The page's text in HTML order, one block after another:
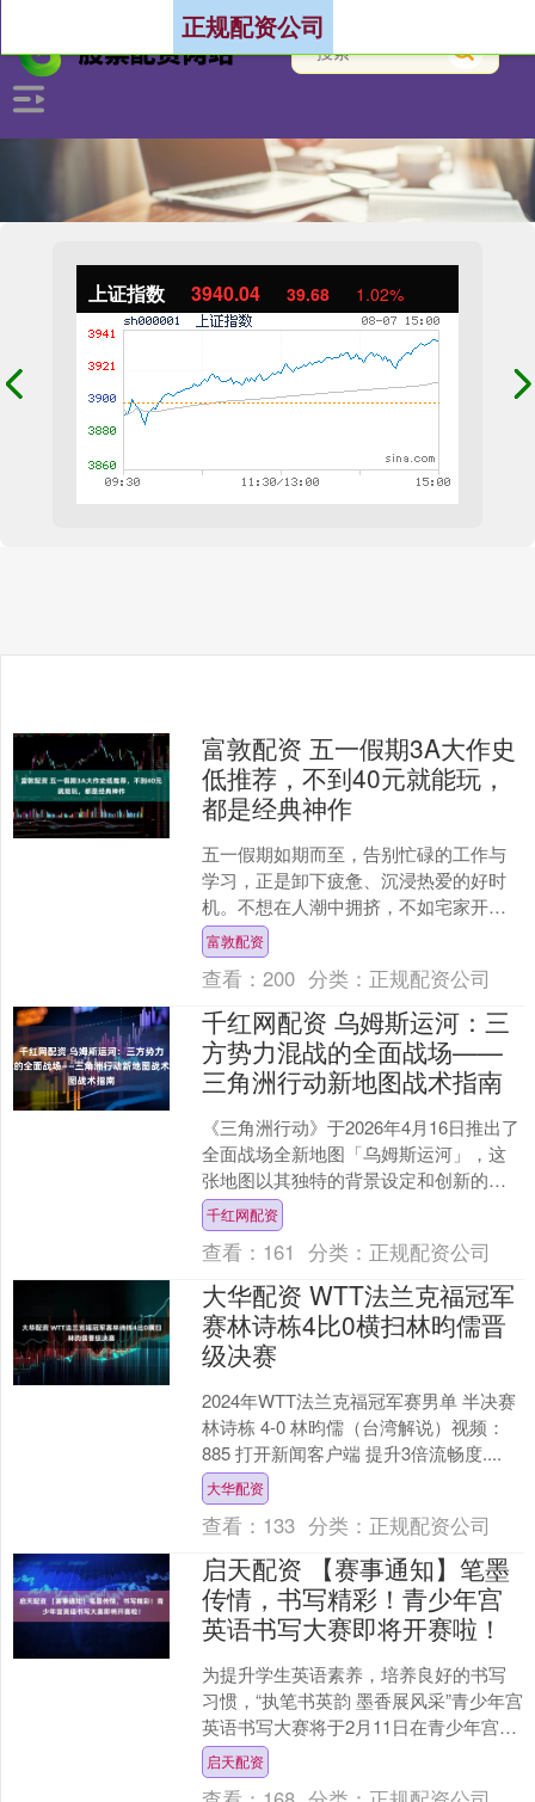
上证指数 3940.04 39.68 1.02%
正规配资公司
富敦配资 五一假期3A大作史
低推荐，不到40元就能玩，
都是经典神作
五一假期如期而至，告别忙碌的工作与
学习，正是卸下疲惫、沉浸热爱的好时
机。不想在人潮中拥挤，不如宅家开启
一场酣畅淋漓的3A大作之旅。本次精选5
款风格迥异、玩法出众....
富敦配资
查看：200 分类： 正规配资公司
千红网配资 乌姆斯运河：三
方势力混战的全面战场——
三角洲行动新地图战术指南
《三角洲行动》于2026年4月16日推出了
全面战场全新地图「乌姆斯运河」，这
张地图以其独特的背景设定和创新的玩
法设计迅速成为玩家关注的焦点。地图
背景设定为一艘巨....
千红网配资
查看： 161 分类： 正规配资公司
大华配资 WTT法兰克福冠军
赛林诗栋4比0横扫林昀儒晋
级决赛
2024年WTT法兰克福冠军赛男单 半决赛
林诗栋 4-0 林昀儒（台湾解说）视频：
885 打开新闻客户端 提升3倍流畅度....
大华配资
查看： 133 分类： 正规配资公司
启天配资 【赛事通知】笔墨
传情，书写精彩！青少年宫
英语书写大赛即将开赛啦！
为提升学生英语素养，培养良好的书写
习惯，“执笔书英韵 墨香展风采”青少年宫
英语书写大赛将于2月11日在青少年宫举
行，先将具体比赛事宜公布如下： 01 比
赛信息：....
启天配资